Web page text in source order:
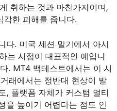
취하는 것과 마찬가지이며,
각한 피해를 줍니다.
다. 미국 세션 말기에서 아시
는 시점이 대표적인 예입니
. MT4 백테스트에서는 이 시
래에서는 정반대 현상이 발
, 플랫폼 자체가 커스텀 멀티
을 높이기 어렵다는 점도 인